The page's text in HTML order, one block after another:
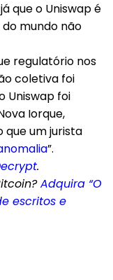
que o Uniswap é
mundo não
regulatório nos
coletiva foi
Uniswap foi
Iorque,
que um jurista
”.
.
Adquira “O
escritos e